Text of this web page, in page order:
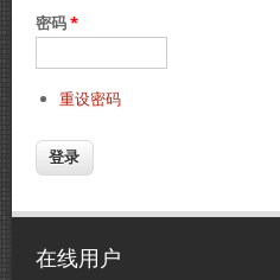
密码*
重设密码
在线用户